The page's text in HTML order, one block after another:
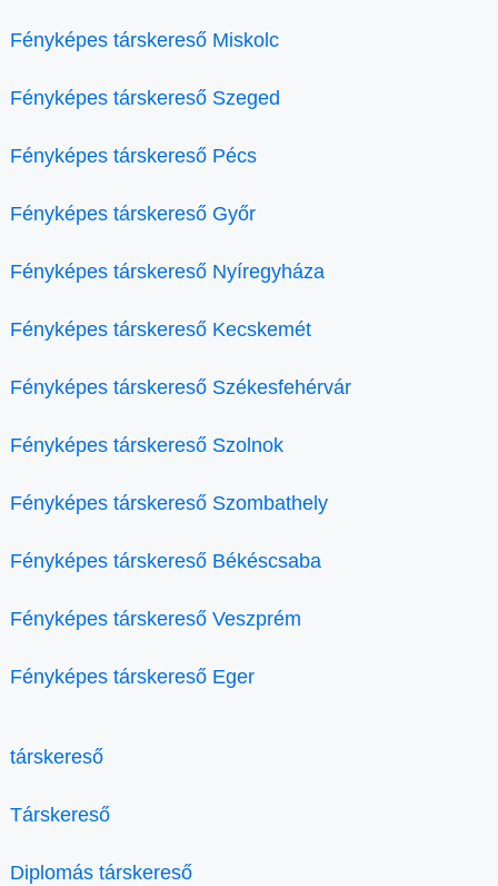
Fényképes társkereső Miskolc
Fényképes társkereső Szeged
Fényképes társkereső Pécs
Fényképes társkereső Győr
Fényképes társkereső Nyíregyháza
Fényképes társkereső Kecskemét
Fényképes társkereső Székesfehérvár
Fényképes társkereső Szolnok
Fényképes társkereső Szombathely
Fényképes társkereső Békéscsaba
Fényképes társkereső Veszprém
Fényképes társkereső Eger
társkereső
Társkereső
Diplomás társkereső